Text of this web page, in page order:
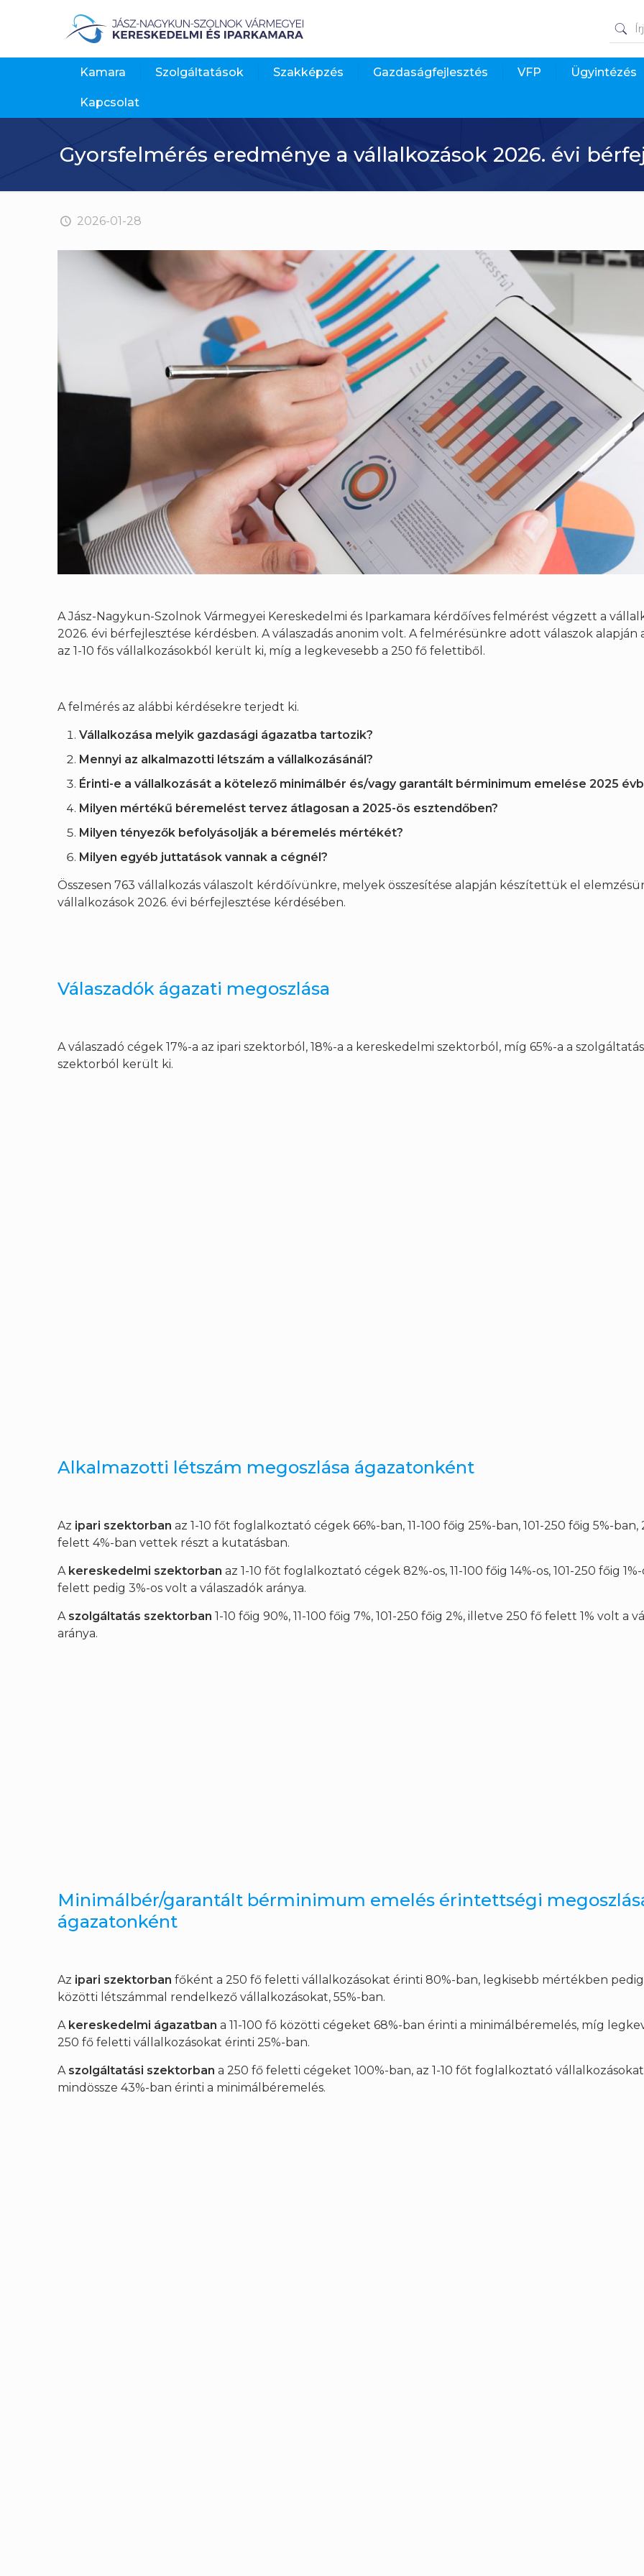
Kamara Szolgáltatások Szakképzés Gazdaságfejlesztés VFP Ügyintézés
Kapcsolat
Gyorsfelmérés eredménye a vállalkozások 2026. évi
2026-01-28
A Jász-Nagykun-Szolnok Vármegyei Kereskedelmi és Iparkamara kérdőíves felmérést végzett a
2026. évi bérfejlesztése kérdésben. A válaszadás anonim volt. A felmérésünkre adott válaszok alapján
az 1-10 fős vállalkozásokból került ki, míg a legkevesebb a 250 fő felettiből.
A felmérés az alábbi kérdésekre terjedt ki.
Vállalkozása melyik gazdasági ágazatba tartozik?
Mennyi az alkalmazotti létszám a vállalkozásánál?
Érinti-e a vállalkozását a kötelező minimálbér és/vagy garantált bérminimum emelése 2025
Milyen mértékű béremelést tervez átlagosan a 2025-ös esztendőben?
Milyen tényezők befolyásolják a béremelés mértékét?
Milyen egyéb juttatások vannak a cégnél?
Összesen 763 vál­lalkozás válaszolt kérdőívünkre, melyek összesítése alapján készítettük el
vállalkozások 2026. évi bérfejlesztése kérdésében.
Válaszadók ágazati megoszlása
A válaszadó cégek 17%-a az ipari szektorból, 18%-a a kereskedelmi szektorból, míg 65%-a a
szektorból került ki.
Alkalmazotti létszám megoszlása ágazatonként
Az ipari szektorban az 1-10 főt foglalkoztató cégek 66%-ban, 11-100 főig 25%-ban, 101-250 főig 5%-ban,
felett 4%-ban vettek részt a kutatásban.
A kereskedelmi szektorban az 1-10 főt foglalkoztató cégek 82%-os, 11-100 főig 14%-os, 101-250 főig
felett pedig 3%-os volt a válaszadók aránya.
A szolgáltatás szektorban 1-10 főig 90%, 11-100 főig 7%, 101-250 főig 2%, illetve 250 fő felett 1% volt a
aránya.
Minimálbér/garantált bérminimum emelés érintettségi
ágazatonként
Az ipari szektorban főként a 250 fő feletti vállalkozásokat érinti 80%-ban, legkisebb mértékben pedig
közötti létszámmal rendelkező vállalkozásokat, 55%-ban.
A kereskedelmi ágazatban a 11-100 fő közötti cégeket 68%-ban érinti a minimálbéremelés, míg
250 fő feletti vállalkozásokat érinti 25%-ban.
A szolgáltatási szektorban a 250 fő feletti cégeket 100%-ban, az 1-10 főt foglalkoztató
mindössze 43%-ban érinti a minimálbéremelés.